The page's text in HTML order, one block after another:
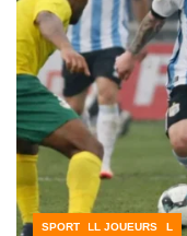
ACTUALITÉS FOOTBALL
FOOTBALL JOUEURS
SPORT